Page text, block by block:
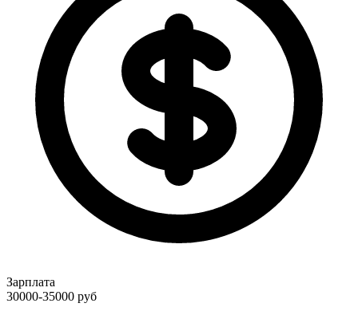
Зарплата
30000-35000 руб